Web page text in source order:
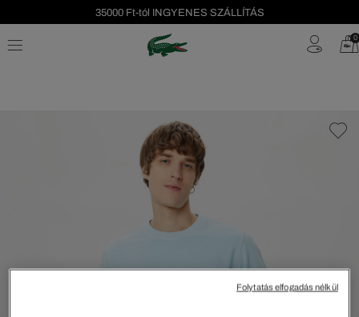
35000 Ft-tól INGYENES SZÁLLÍTÁS
Szezonális leárazás akár -40%! 0
Folytatás elfogadás nélkül